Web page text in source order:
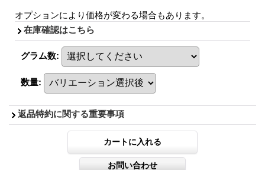
オプションにより価格が変わる場合もあります。
在庫確認はこちら
グラム数:
数量:
返品特約に関する重要事項